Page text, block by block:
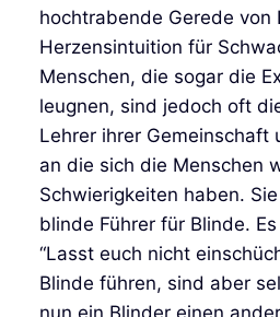
hochtrabende Gerede von
Herzensintuition für
Menschen, die sogar die
leugnen, sind jedoch oft die
Lehrer ihrer Gemeinschaft
an die sich die Menschen
Schwierigkeiten haben.
blinde Führer für Blinde.
“Lasst euch nicht
Blinde führen, sind aber
nun ein Blinder einen